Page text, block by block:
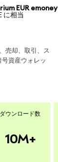
EUR emoney
に相当
売却、取引、ス
資産ウォレッ
ダウンロード数
10M+